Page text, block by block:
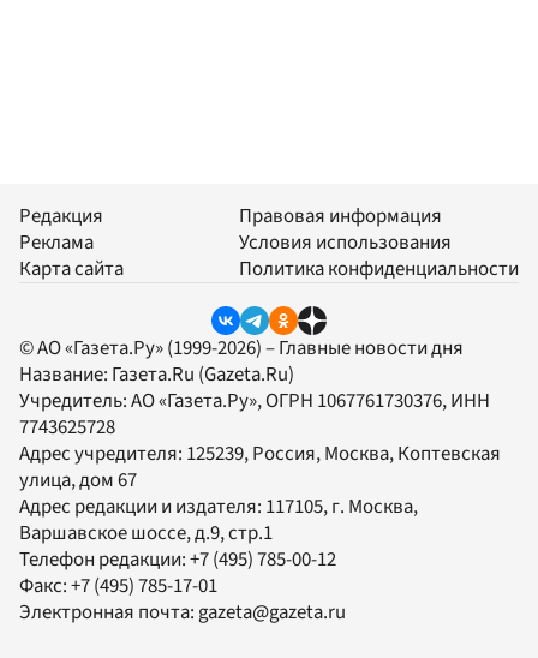
Редакция
Реклама
Карта сайта
Правовая информация
Условия использования
Политика конфиденциальности
© АО «Газета.Ру» (1999-2026) – Главные новости дня
Название: Газета.Ru (Gazeta.Ru)
Учредитель:АО «Газета.Ру», ОГРН 1067761730376, ИНН
7743625728
Адрес учредителя: 125239, Россия, Москва, Коптевская
улица, дом 67
Адрес редакции и издателя: 117105, г. Москва,
Варшавское шоссе, д.9, стр.1
Телефон редакции:+7 (495) 785-00-12
Факс:+7 (495) 785-17-01
Электронная почта: gazeta@gazeta.ru